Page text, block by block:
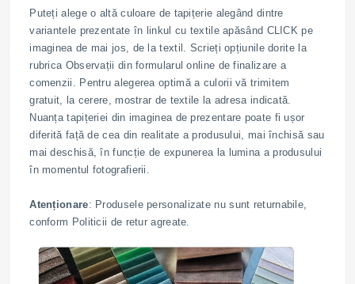
Puteți alege o altă culoare de tapițerie alegând dintre
variantele prezentate în linkul cu textile apăsând CLICK pe
imaginea de mai jos, de la textil. Scrieți opțiunile dorite la
rubrica Observații din formularul online de finalizare a
comenzii. Pentru alegerea optimă a culorii vă trimitem
gratuit, la cerere, mostrar de textile la adresa indicată.
Nuanța tapițeriei din imaginea de prezentare poate fi ușor
diferită față de cea din realitate a produsului, mai închisă sau
mai deschisă, în funcție de expunerea la lumina a produsului
în momentul fotografierii.
Atenționare: Produsele personalizate nu sunt returnabile,
conform Politicii de retur agreate.